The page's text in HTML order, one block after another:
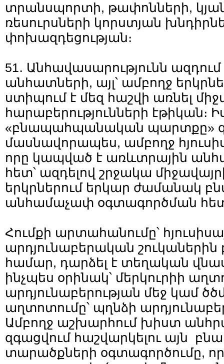
տրանսպորտի, թափոնների,
ռեսուրսների կորստյան
փոխազդեցության։
51․ Անհավասարությունն ազդում
անհատների, այլ՝ ամբողջ
ստիպում է մեզ հաշվի առնել
հարաբերությունների էթիկան։
«բնապահպանական պարտքը»
մասնավորապես, ամբողջ
որը կապված է առևտրային
հետ՝ ազդելով շրջակա
երկրներում երկար ժամանակ
անհամաչափ օգտագործման
Հումքի արտահանումը՝
արդյունաբերական շուկաներին
համար, դարձել է տեղական
ինչպես օրինակ՝ մերկուրիի
արդյունաբերության մեջ կամ
աղտոտումը՝ պղնձի
Ամբողջ աշխարհում խիստ
զգացվում հաշվարկելու այն
տարածքների օգտագործումը,